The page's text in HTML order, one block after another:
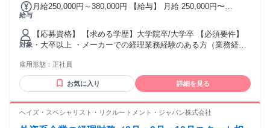
給与
月給250,000円～380,000円 【給与】 月給 250,000円〜
月、12月（5.2ヶ月分※前年度実績） 昇給実績：年1回 ※賃金
はあくまでも目安の金額であり、選考を通じて上下する可能
性があります。 《年収例》 30歳、学部卒業、扶養家族なし：
年収525万円 ※残業手当については実労働時間分を支給（み
対象
【応募資格】 【求める学歴】大学院卒/大学卒 【必須要件】
・大卒以上 ・メーカーでの経理業務経験のある方（業務経験3
遇要件】 ・TOEIC：600点以上 ・海外赴任経験者（英語圏）
・棚卸資産管理や原価計算の業務経験のある方 ・海外子会社
の事業管理経験のある方 【メリット】 #社会保険完備 #車通
雇用形態： 正社員
お気に入り 詳細を見る
ヘイズ・スペシャリスト・リクルートメント・ジャパン株式会社